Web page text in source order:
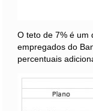
O teto de 7% é um
empregados do
percentuais